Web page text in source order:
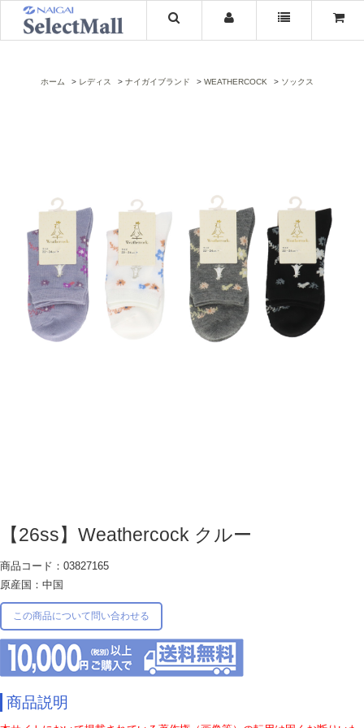
ホーム レディス ナイガイブランド WEATHERCOCK ソックス
【26ss】Weathercock クルー
商品コード：03827165
原産国：中国
この商品について問い合わせる
商品説明